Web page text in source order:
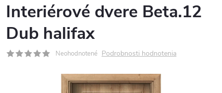
Interiérové dvere Beta.12
Dub halifax
Neohodnotené Podrobnosti hodnotenia